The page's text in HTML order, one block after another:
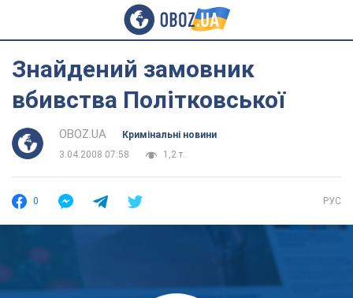
Знайдений замовник
вбивства Політковської
OBOZ.UA
Кримінальні новини
3.04.2008 07:58
1,2 т.
0 РУС